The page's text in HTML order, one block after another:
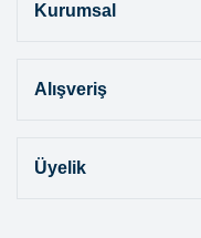
Kurumsal
Alışveriş
Üyelik